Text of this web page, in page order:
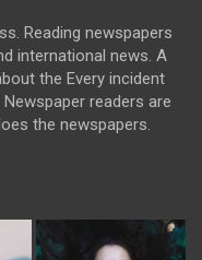
Reading newspapers
international news. A
the Every incident
readers are
the newspapers.